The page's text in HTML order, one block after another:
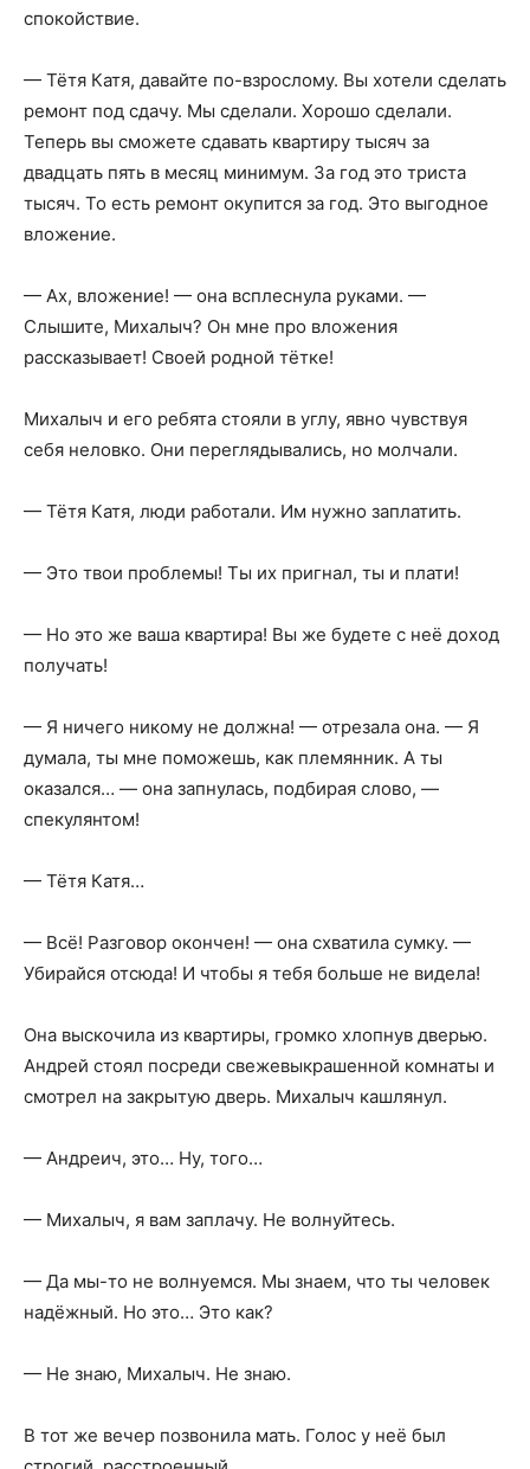
спокойствие.
— Тётя Катя, давайте по-взрослому. Вы хотели сделать
ремонт под сдачу. Мы сделали. Хорошо сделали.
Теперь вы сможете сдавать квартиру тысяч за
двадцать пять в месяц минимум. За год это триста
тысяч. То есть ремонт окупится за год. Это выгодное
вложение.
— Ах, вложение! — она всплеснула руками. —
Слышите, Михалыч? Он мне про вложения
рассказывает! Своей родной тётке!
Михалыч и его ребята стояли в углу, явно чувствуя
себя неловко. Они переглядывались, но молчали.
— Тётя Катя, люди работали. Им нужно заплатить.
— Это твои проблемы! Ты их пригнал, ты и плати!
— Но это же ваша квартира! Вы же будете с неё доход
получать!
— Я ничего никому не должна! — отрезала она. — Я
думала, ты мне поможешь, как племянник. А ты
оказался… — она запнулась, подбирая слово, —
спекулянтом!
— Тётя Катя…
— Всё! Разговор окончен! — она схватила сумку. —
Убирайся отсюда! И чтобы я тебя больше не видела!
Она выскочила из квартиры, громко хлопнув дверью.
Андрей стоял посреди свежевыкрашенной комнаты и
смотрел на закрытую дверь. Михалыч кашлянул.
— Андреич, это… Ну, того…
— Михалыч, я вам заплачу. Не волнуйтесь.
— Да мы-то не волнуемся. Мы знаем, что ты человек
надёжный. Но это… Это как?
— Не знаю, Михалыч. Не знаю.
В тот же вечер позвонила мать. Голос у неё был